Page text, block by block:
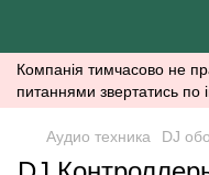
Компанія тимчасово не
питаннями звертатись
Аудио техника DJ